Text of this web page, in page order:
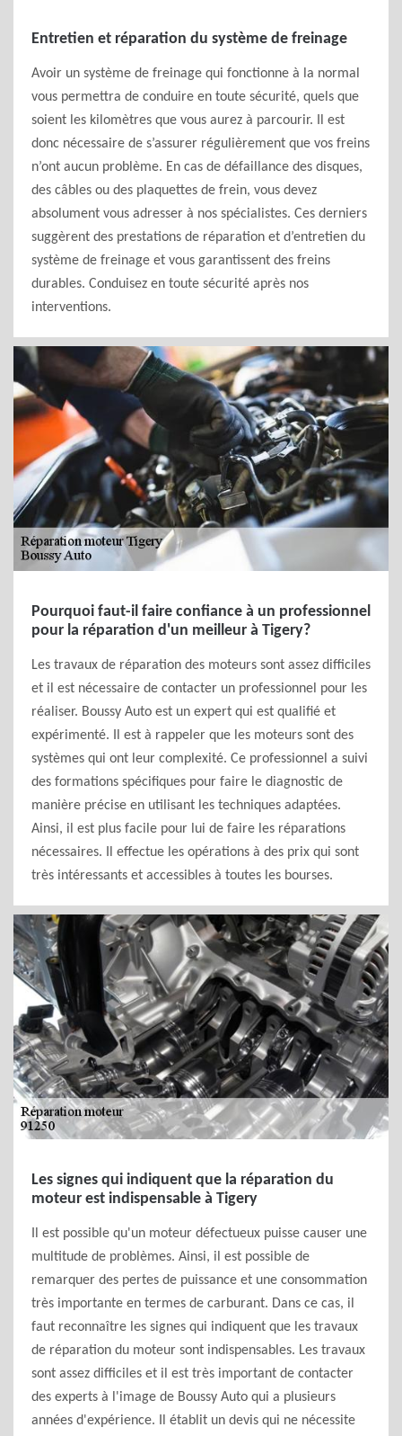
Entretien et réparation du système de freinage
Avoir un système de freinage qui fonctionne à la normal
vous permettra de conduire en toute sécurité, quels que
soient les kilomètres que vous aurez à parcourir. Il est
donc nécessaire de s’assurer régulièrement que vos freins
n’ont aucun problème. En cas de défaillance des disques,
des câbles ou des plaquettes de frein, vous devez
absolument vous adresser à nos spécialistes. Ces derniers
suggèrent des prestations de réparation et d’entretien du
système de freinage et vous garantissent des freins
durables. Conduisez en toute sécurité après nos
interventions.
Pourquoi faut-il faire confiance à un professionnel
pour la réparation d'un meilleur à Tigery?
Les travaux de réparation des moteurs sont assez difficiles
et il est nécessaire de contacter un professionnel pour les
réaliser. Boussy Auto est un expert qui est qualifié et
expérimenté. Il est à rappeler que les moteurs sont des
systèmes qui ont leur complexité. Ce professionnel a suivi
des formations spécifiques pour faire le diagnostic de
manière précise en utilisant les techniques adaptées.
Ainsi, il est plus facile pour lui de faire les réparations
nécessaires. Il effectue les opérations à des prix qui sont
très intéressants et accessibles à toutes les bourses.
Les signes qui indiquent que la réparation du
moteur est indispensable à Tigery
Il est possible qu'un moteur défectueux puisse causer une
multitude de problèmes. Ainsi, il est possible de
remarquer des pertes de puissance et une consommation
très importante en termes de carburant. Dans ce cas, il
faut reconnaître les signes qui indiquent que les travaux
de réparation du moteur sont indispensables. Les travaux
sont assez difficiles et il est très important de contacter
des experts à l'image de Boussy Auto qui a plusieurs
années d'expérience. Il établit un devis qui ne nécessite